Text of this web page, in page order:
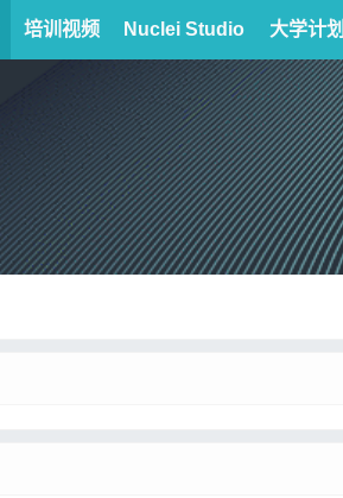
培训视频 Nuclei Studio 大学计划